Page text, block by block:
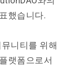
했습니다.
니티를 위해
랫폼으로서